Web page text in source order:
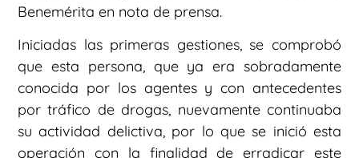
Benemérita en nota de prensa.
Iniciadas las primeras gestiones, se comprobó
que esta persona, que ya era sobradamente
conocida por los agentes y con antecedentes
por tráfico de drogas, nuevamente continuaba
su actividad delictiva, por lo que se inició esta
operación con la finalidad de erradicar este